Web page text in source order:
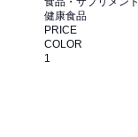
健康食品
PRICE
COLOR
1